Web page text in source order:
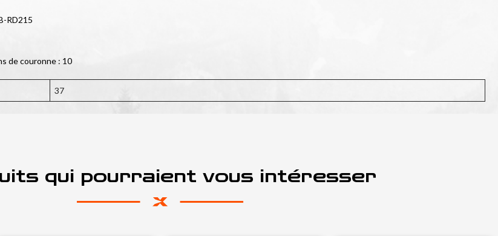
RD215
de couronne : 10
37
qui pourraient vous intéresser